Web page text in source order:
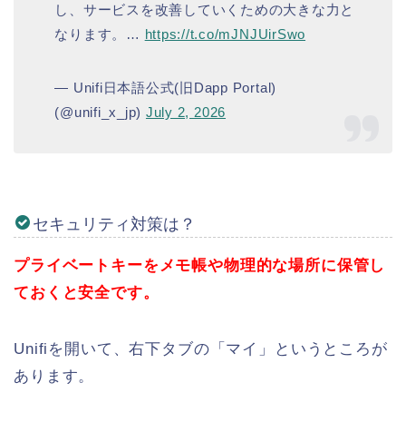
し、サービスを改善していくための大きな力と
なります。… https://t.co/mJNJUirSwo
— Unifi日本語公式(旧Dapp Portal)
(@unifi_x_jp) July 2, 2026
セキュリティ対策は？
プライベートキーをメモ帳や物理的な場所に保管し
ておくと安全です。
Unifiを開いて、右下タブの「マイ」というところが
あります。